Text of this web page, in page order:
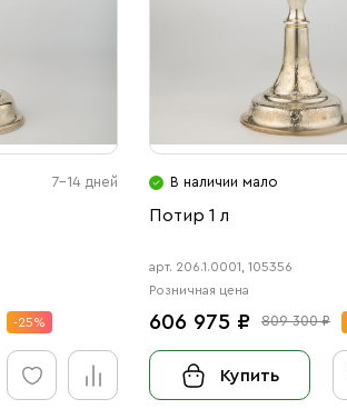
7-14 дней
-25%
В наличии мало
Потир 1 л
арт. 206.1.0001, 105356
Розничная цена
606 975 ₽ 809 300 ₽
Купить